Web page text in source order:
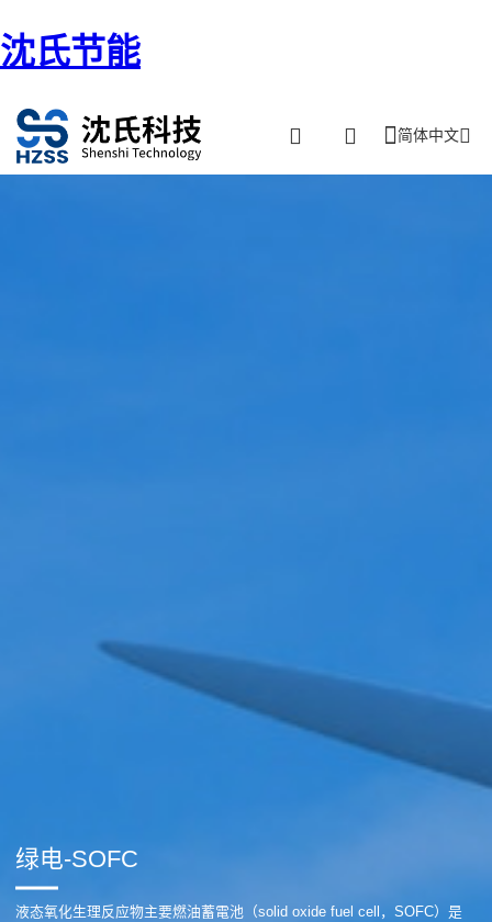
沈氏节能
简体中文
绿电-SOFC
液态氧化生理反应物主要燃油蓄電池（solid oxide fuel cell，SOFC）是